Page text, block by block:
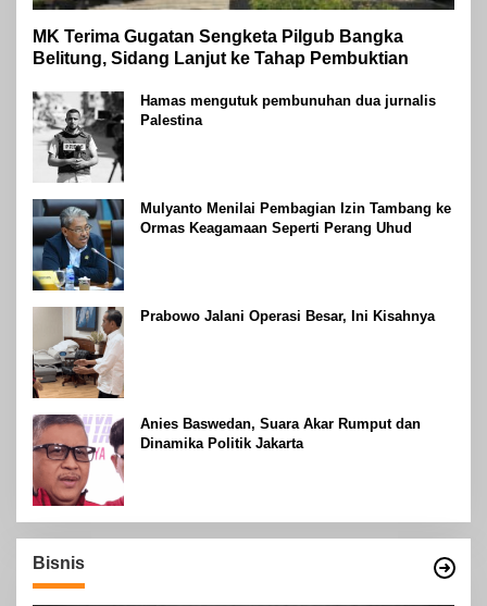
MK Terima Gugatan Sengketa Pilgub Bangka
Belitung, Sidang Lanjut ke Tahap Pembuktian
Hamas mengutuk pembunuhan dua jurnalis
Palestina
Mulyanto Menilai Pembagian Izin Tambang ke
Ormas Keagamaan Seperti Perang Uhud
Prabowo Jalani Operasi Besar, Ini Kisahnya
Anies Baswedan, Suara Akar Rumput dan
Dinamika Politik Jakarta
Bisnis